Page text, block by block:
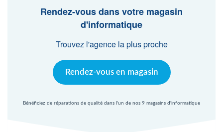
Nl
Rendez-vous dans votre magasin
d'informatique
Trouvez l'agence la plus proche
Rendez-vous en magasin
Bénéficiez de réparations de qualité dans l'un de nos 9 magasins d'informatique